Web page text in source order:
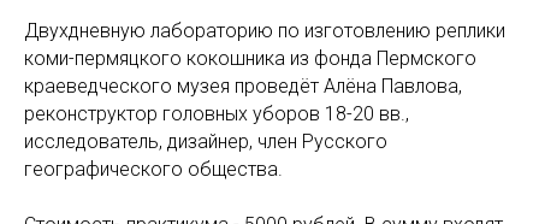
Двухдневную лабораторию по изготовлению реплики
коми-пермяцкого кокошника из фонда Пермского
краеведческого музея проведёт Алёна Павлова,
реконструктор головных уборов 18-20 вв.,
исследователь, дизайнер, член Русского
географического общества.